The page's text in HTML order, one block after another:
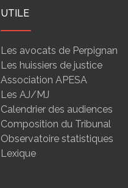
UTILE
Les avocats de Perpignan
Les huissiers de justice
Association APESA
Les AJ/MJ
Calendrier des audiences
Composition du Tribunal
Observatoire statistiques
Lexique